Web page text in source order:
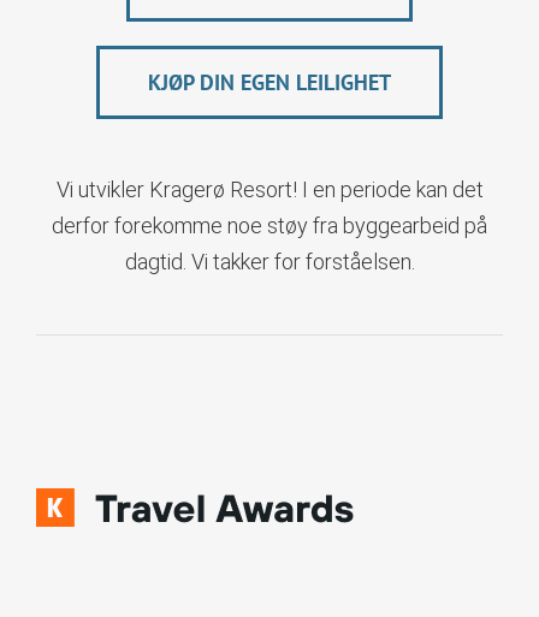
KJØP DIN EGEN LEILIGHET
Vi utvikler Kragerø Resort! I en periode kan det
derfor forekomme noe støy fra byggearbeid på
dagtid. Vi takker for forståelsen.